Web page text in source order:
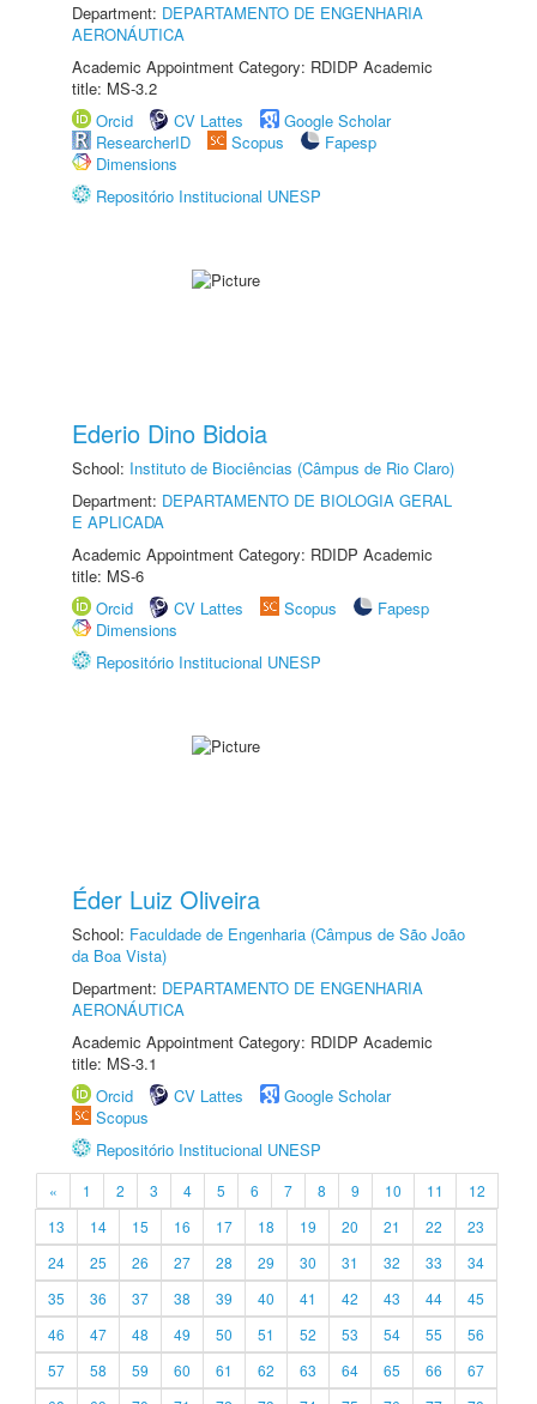
Department: DEPARTAMENTO DE ENGENHARIA
AERONÁUTICA
Academic Appointment Category: RDIDP Academic
title: MS-3.2
Orcid
CV Lattes
Google Scholar
ResearcherID
Scopus
Fapesp
Dimensions
Repositório Institucional UNESP
Ederio Dino Bidoia
School: Instituto de Biociências (Câmpus de Rio Claro)
Department: DEPARTAMENTO DE BIOLOGIA GERAL
E APLICADA
Academic Appointment Category: RDIDP Academic
title: MS-6
Orcid
CV Lattes Scopus
Fapesp
Dimensions
Repositório Institucional UNESP
Éder Luiz Oliveira
School: Faculdade de Engenharia (Câmpus de São João
da Boa Vista)
Department: DEPARTAMENTO DE ENGENHARIA
AERONÁUTICA
Academic Appointment Category: RDIDP Academic
title: MS-3.1
Orcid
CV Lattes
Google Scholar
Scopus
Repositório Institucional UNESP
« 1 2 3 4 5 6 7 8 9 10 11
12
13
14 15 16 17 18 19 20 21 22
23
24
25 26 27 28 29 30 31 32 33
34
35
36 37 38 39 40 41 42 43 44
45
46
47 48 49 50 51 52 53 54 55
56
57
58 59 60 61 62 63 64 65 66
67